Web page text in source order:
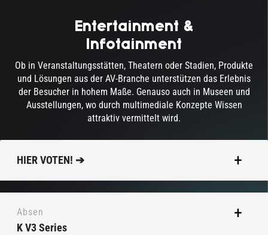
Entertainment &
Infotainment
Ob in Veranstaltungsstätten, Theatern oder Stadien, Produkte
und Lösungen aus der AV-Branche unterstützen das Erlebnis
der Besucher in hohem Maße. Genauso auch in Museen und
Ausstellungen, wo durch multimediale Konzepte Wissen
attraktiv vermittelt wird.
HIER VOTEN! ➔
Absen
K V3 Series